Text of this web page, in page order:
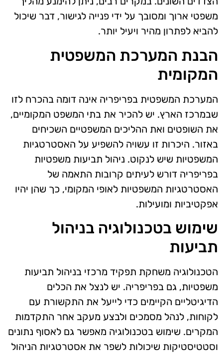
משפטי ארוך ומסובך על ידי פנייה לגישור, דבר שיכול
להביא לפתרון מהיר ויעיל יותר.
הבנת המערכת המשפטית
המקומית
המערכת המשפטית בפריפריה אינה דומה בהכרח לזו
שבמרכז הארץ. יש להכיר את בתי המשפט המקומיים,
את השופטים ואת ההליכים המשפטיים השכיחים
באזור. היכרות זו עשויה להשפיע על האסטרטגיות
המשפטיות שיש לנקוט. ניהול תביעות משפטיות
בפריפריה דורש לעיתים קרובות התאמה של
האסטרטגיות המשפטיות לאופי המקומי, כך שהן יהיו
אפקטיביות ומועילות.
שימוש בטכנולוגיה בניהול
תביעות
הטכנולוגיה משחקת תפקיד מרכזי בניהול תביעות
משפטיות, גם בפריפריה. יש לנצל את הכלים
הדיגיטליים הקיימים כדי לייעל את התקשורת עם
לקוחות, לנהל מסמכים ולבצע מעקב אחר התקדמות
המקרים. שימוש בטכנולוגיה מאפשר גם לאסוף נתונים
וסטטיסטיקות שיכולות לשפר את אסטרטגיות הניהול